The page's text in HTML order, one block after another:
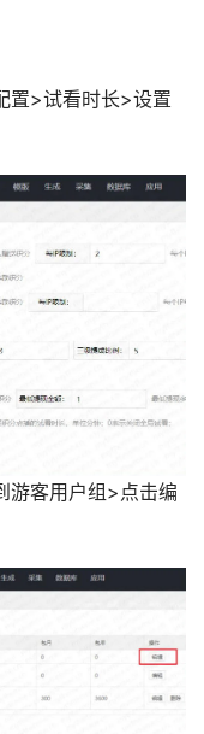
置>试看时长>设置
游客用户组>点击编